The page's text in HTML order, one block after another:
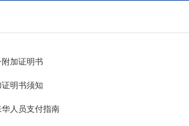
加证明书
明书须知
华人员支付指南